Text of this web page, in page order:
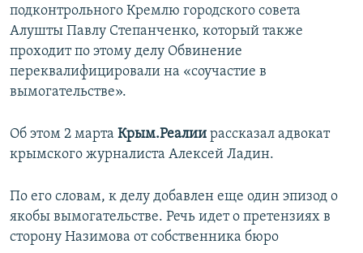
подконтрольного Кремлю городского совета
Алушты Павлу Степанченко, который также
проходит по этому делу Обвинение
переквалифицировали на «соучастие в
вымогательстве».
Об этом 2 марта Крым.Реалии рассказал адвокат
крымского журналиста Алексей Ладин.
По его словам, к делу добавлен еще один эпизод о
якобы вымогательстве. Речь идет о претензиях в
сторону Назимова от собственника бюро